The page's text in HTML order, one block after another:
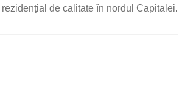
de calitate în nordul Capitalei.